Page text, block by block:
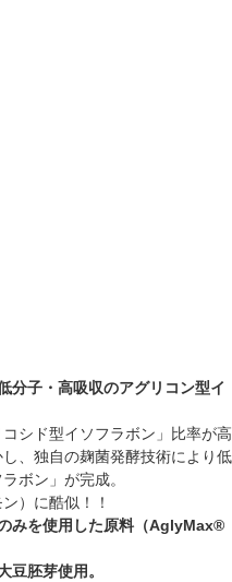
分子・高吸収のアグリコン型イ
シド型イソフラボン」比率が高
、独自の麹菌発酵技術により低
ボン」が完成。
）に酷似！！
みを使用した原料（AglyMax®
豆胚芽使用。